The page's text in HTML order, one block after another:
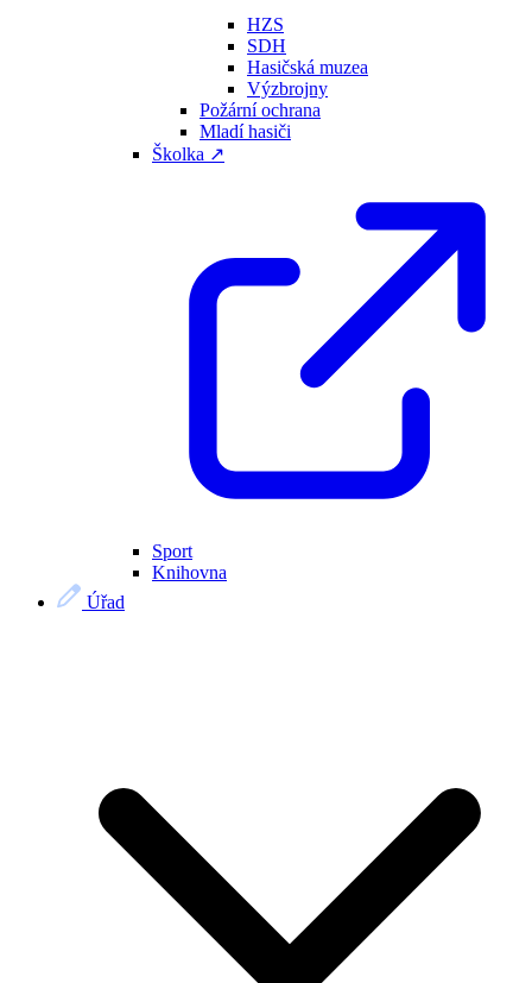
HZS
SDH
Hasičská muzea
Výzbrojny
Požární ochrana
Mladí hasiči
Školka ↗
Sport
Knihovna
Úřad